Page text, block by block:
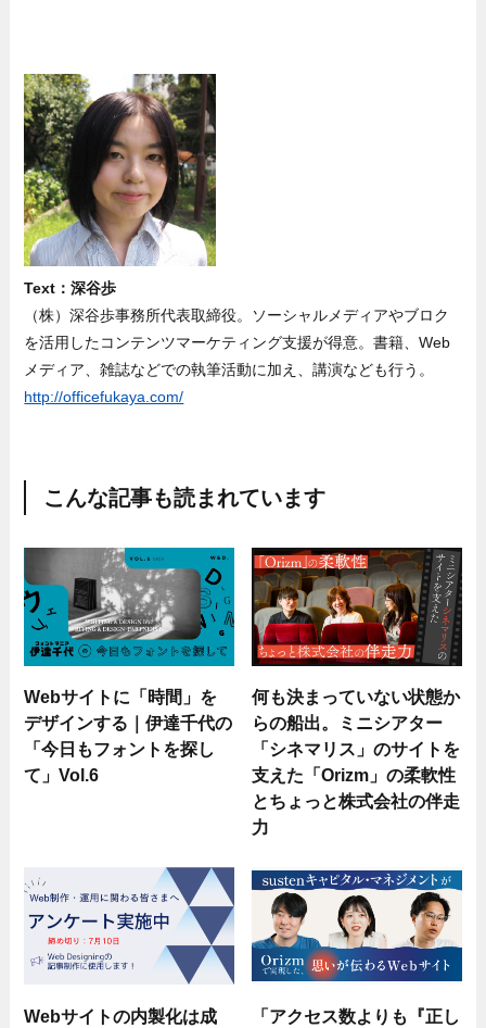
Text：深谷歩
（株）深谷歩事務所代表取締役。ソーシャルメディアやブロク
を活用したコンテンツマーケティング支援が得意。書籍、Web
メディア、雑誌などでの執筆活動に加え、講演なども行う。
http://officefukaya.com/
こんな記事も読まれています
Webサイトに「時間」を
デザインする｜伊達千代の
「今日もフォントを探し
て」Vol.6
何も決まっていない状態か
らの船出。ミニシアター
「シネマリス」のサイトを
支えた「Orizm」の柔軟性
とちょっと株式会社の伴走
力
Webサイトの内製化は成
「アクセス数よりも『正し